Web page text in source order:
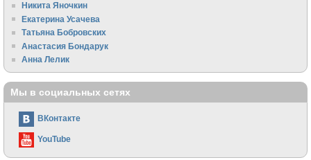
Никита Яночкин
Екатерина Усачева
Татьяна Бобровских
Анастасия Бондарук
Анна Лелик
Мы в социальных сетях
ВКонтакте
YouTube